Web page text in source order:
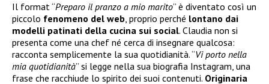
Il format “Preparo il pranzo a mio marito” è diventato così un
piccolo fenomeno del web, proprio perché lontano dai
modelli patinati della cucina sui social. Claudia non si
presenta come una chef né cerca di insegnare qualcosa:
racconta semplicemente la sua quotidianità. “Vi porto nella
mia quotidianità” si legge nella sua biografia Instagram, una
frase che racchiude lo spirito dei suoi contenuti. Originaria